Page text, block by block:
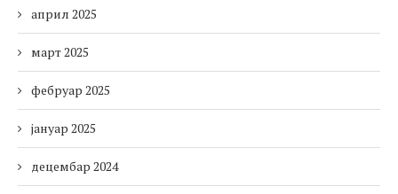
април 2025
март 2025
фебруар 2025
јануар 2025
децембар 2024